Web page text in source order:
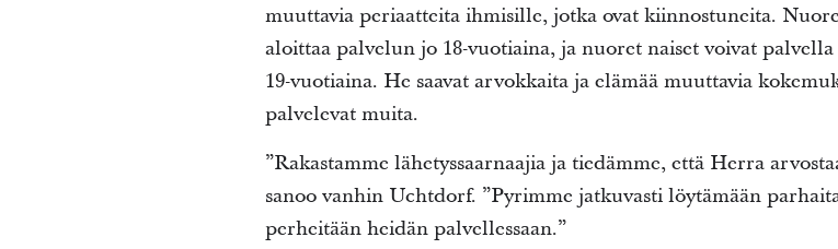
muuttavia periaatteita ihmisille, jotka ovat kiinnostuneita.
aloittaa palvelun jo 18-vuotiaina, ja nuoret naiset voivat
19-vuotiaina. He saavat arvokkaita ja elämää muuttavia
palvelevat muita.
”Rakastamme lähetyssaarnaajia ja tiedämme, että Herra
sanoo vanhin Uchtdorf. ”Pyrimme jatkuvasti löytämään
perheitään heidän palvellessaan.”